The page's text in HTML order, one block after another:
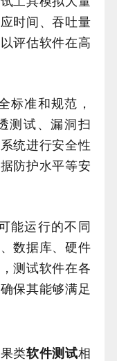
时间、吞吐量
评估软件在高
标准和规范，
测试、漏洞扫
统进行安全性
防护水平等安
能运行的不同
数据库、硬件
测试软件在各
保其能够满足
类软件测试相